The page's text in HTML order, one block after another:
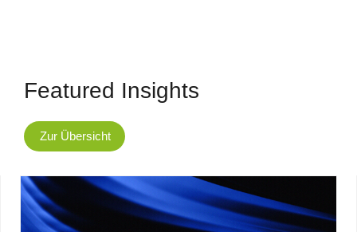
Featured Insights
Zur Übersicht